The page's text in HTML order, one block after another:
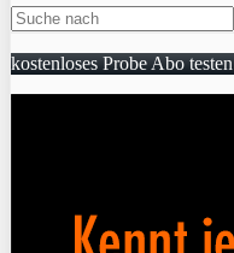
kostenloses Probe Abo testen